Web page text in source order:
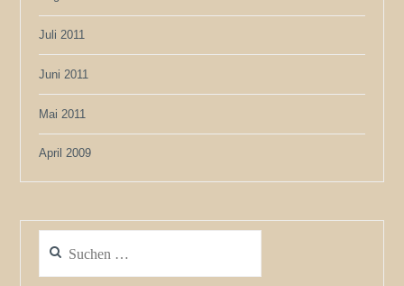
Juli 2011
Juni 2011
Mai 2011
April 2009
nach: